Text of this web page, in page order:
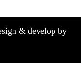
& develop by